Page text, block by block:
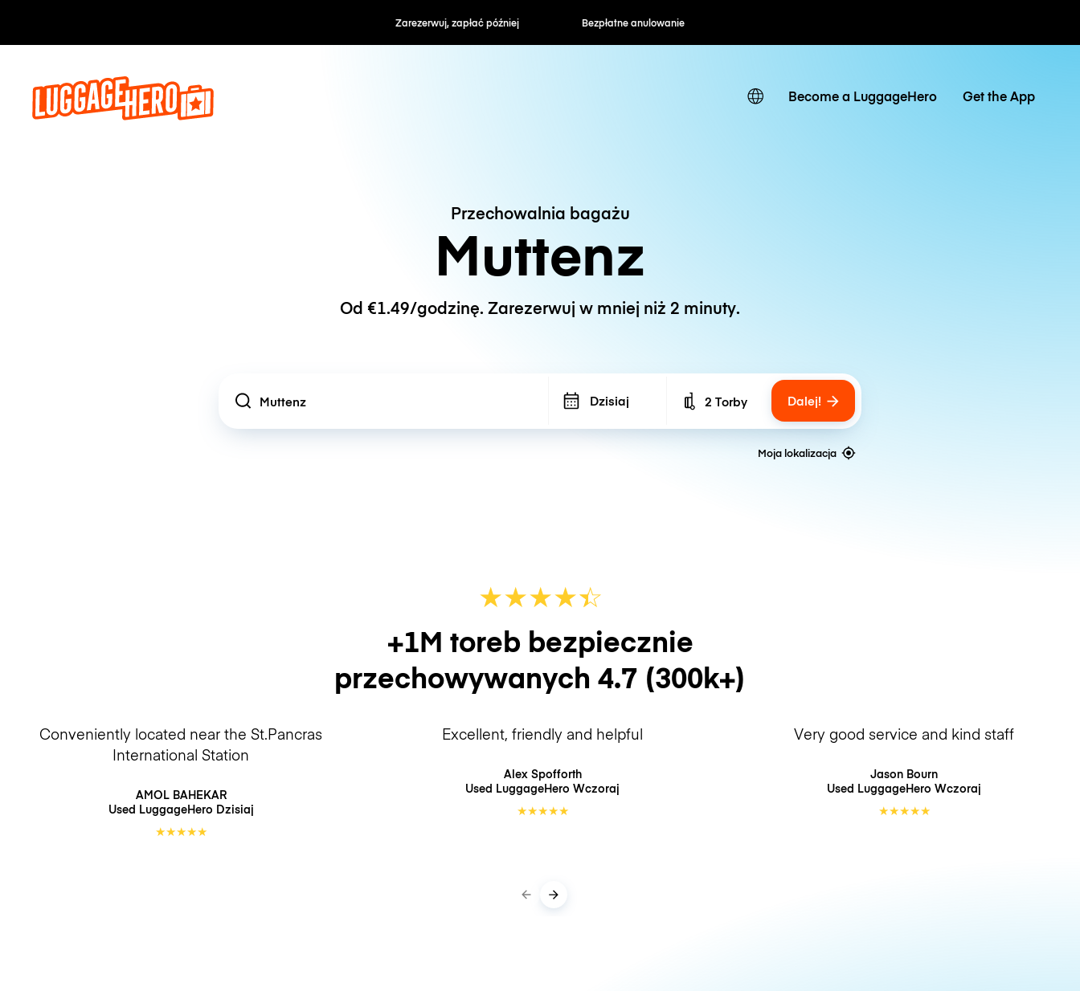
Zarezerwuj, zapłać później Bezpłatne anulowanie Stawki godzinowe / dzienne
Become a LuggageHero Get the App
Przechowalnia bagażu
Muttenz
Od €1.49/godzinę. Zarezerwuj w mniej niż 2 minuty.
Location Dzisiaj Number of bags
2 Torby Dalej!
Moja lokalizacja
★★★★☆
★
+1M toreb bezpiecznie
przechowywanych 4.7 (300k+)
Conveniently located near the St.Pancras
International Station
AMOL BAHEKAR
Used LuggageHero Dzisiaj
★★★★★
Excellent, friendly and helpful
Alex Spofforth
Used LuggageHero Wczoraj
★★★★★
Very good service and kind staff
Jason Bourn
Used LuggageHero Wczoraj
★★★★★